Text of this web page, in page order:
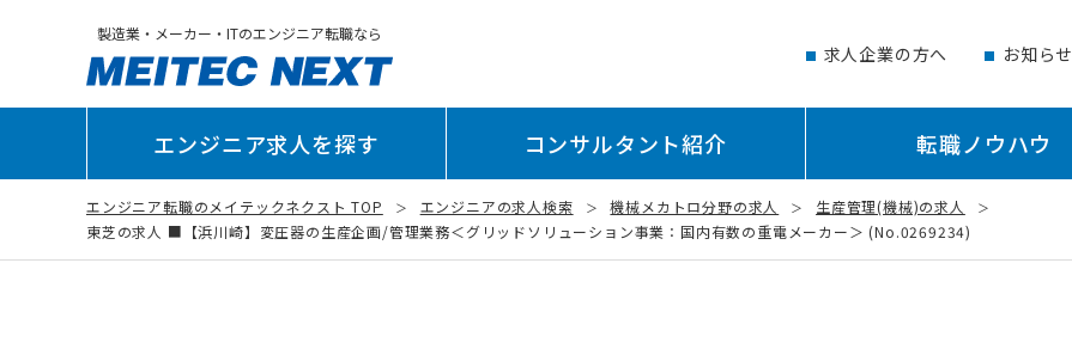
製造業・メーカー・ITのエンジニア転職なら
求人企業の方へ お知らせ
エンジニア求人を探す コンサルタント紹介 転職ノウハウ
エンジニア転職のメイテックネクスト TOP エンジニアの求人検索 機械メカトロ分野の求人
生産管理(機械)の求人
東芝の求人 ■【浜川崎】変圧器の生産企画/管理業務＜グリッドソリューション事業：国内有数の重電メーカー＞ (No.0269234)